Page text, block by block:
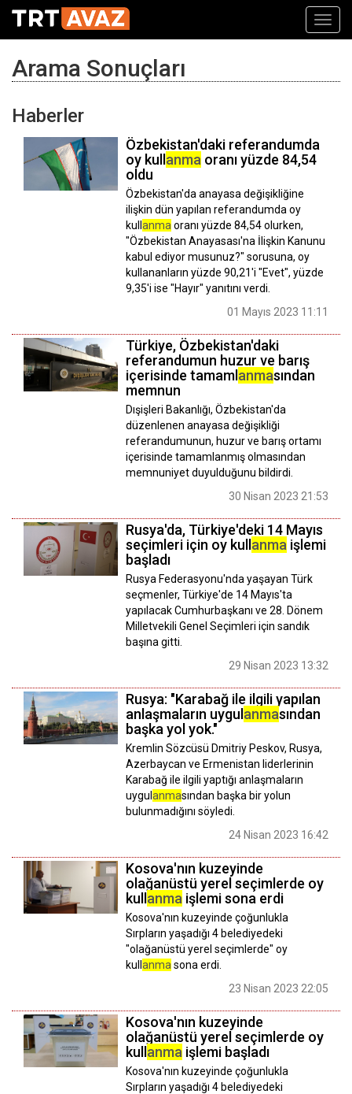
Arama Sonuçları
Haberler
Özbekistan'daki referandumda
oy kull anma oranı yüzde 84,54
oldu
Özbekistan'da anayasa değişikliğine
ilişkin dün yapılan referandumda oy
kull anma oranı yüzde 84,54 olurken,
"Özbekistan Anayasası'na İlişkin Kanunu
kabul ediyor musunuz?" sorusuna, oy
kullananların yüzde 90,21'i "Evet", yüzde
9,35'i ise "Hayır" yanıtını verdi.
01 Mayıs 2023 11:11
Türkiye, Özbekistan'daki
referandumun huzur ve barış
içerisinde tamaml anmasından
memnun
Dışişleri Bakanlığı, Özbekistan'da
düzenlenen anayasa değişikliği
referandumunun, huzur ve barış ortamı
içerisinde tamamlanmış olmasından
memnuniyet duyulduğunu bildirdi.
30 Nisan 2023 21:53
Rusya'da, Türkiye'deki 14 Mayıs
seçimleri için oy kull anma işlemi
başladı
Rusya Federasyonu'nda yaşayan Türk
seçmenler, Türkiye'de ‪14 Mayıs'ta
yapılacak Cumhurbaşkanı ve 28. Dönem
Milletvekili Genel Seçimleri için sandık
başına gitti.
29 Nisan 2023 13:32
Rusya: "Karabağ ile ilgili yapılan
anlaşmaların uygul anmasından
başka yol yok."
Kremlin Sözcüsü Dmitriy Peskov, Rusya,
Azerbaycan ve Ermenistan liderlerinin
Karabağ ile ilgili yaptığı anlaşmaların
uygul anmasından başka bir yolun
bulunmadığını söyledi.
24 Nisan 2023 16:42
Kosova'nın kuzeyinde
olağanüstü yerel seçimlerde oy
kull anma işlemi sona erdi
Kosova'nın kuzeyinde çoğunlukla
Sırpların yaşadığı 4 belediyedeki
"olağanüstü yerel seçimlerde" oy
kull anma sona erdi.
23 Nisan 2023 22:05
Kosova'nın kuzeyinde
olağanüstü yerel seçimlerde oy
kullanma işlemi başladı
Kosova'nın kuzeyinde çoğunlukla
Sırpların yaşadığı 4 belediyedeki